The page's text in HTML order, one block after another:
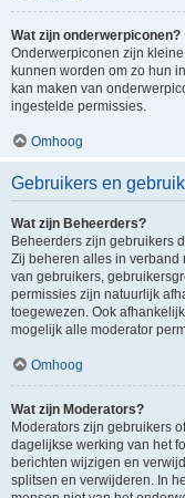
Wat zijn onderwerpiconen?
Onderwerpiconen zijn
kunnen worden om zo hun
kan maken van
ingestelde permissies.
Omhoog
Gebruikers en
Wat zijn Beheerders?
Beheerders zijn gebruikers
Zij beheren alles in verband
van gebruikers,
permissies zijn natuurlijk
toegewezen. Ook
mogelijk alle moderator
Omhoog
Wat zijn Moderators?
Moderators zijn gebruikers
dagelijkse werking van het
berichten wijzigen en
splitsen en verwijderen. In